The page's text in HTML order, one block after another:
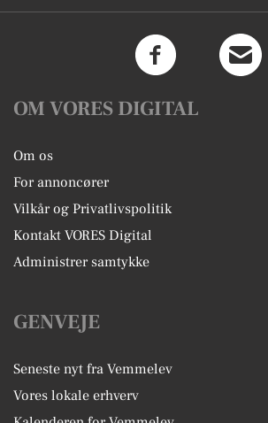
OM VORES DIGITAL
Om os
For annoncører
Vilkår og Privatlivspolitik
Kontakt VORES Digital
Administrer samtykke
GENVEJE
Seneste nyt fra Vemmelev
Vores lokale erhverv